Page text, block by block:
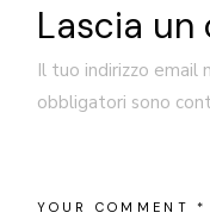
Lascia un
Il tuo indirizzo email
obbligatori sono